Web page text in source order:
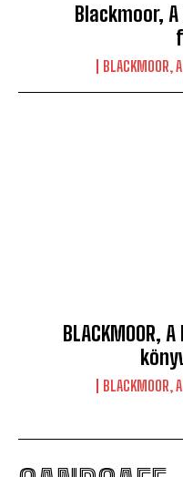
Blackmoor,
BLACKMOOR,
BLACKMOOR,
BLACKMOOR,